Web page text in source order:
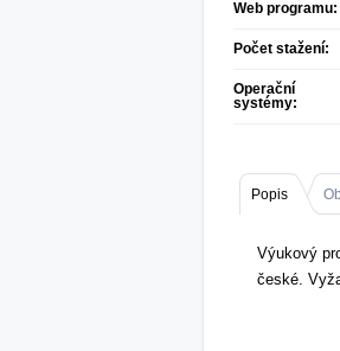
Web programu:
Počet stažení:
Operační
systémy:
Popis
Výukový
české.